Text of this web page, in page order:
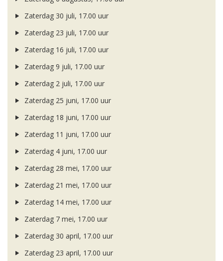
Zaterdag 30 juli, 17.00 uur
Zaterdag 23 juli, 17.00 uur
Zaterdag 16 juli, 17.00 uur
Zaterdag 9 juli, 17.00 uur
Zaterdag 2 juli, 17.00 uur
Zaterdag 25 juni, 17.00 uur
Zaterdag 18 juni, 17.00 uur
Zaterdag 11 juni, 17.00 uur
Zaterdag 4 juni, 17.00 uur
Zaterdag 28 mei, 17.00 uur
Zaterdag 21 mei, 17.00 uur
Zaterdag 14 mei, 17.00 uur
Zaterdag 7 mei, 17.00 uur
Zaterdag 30 april, 17.00 uur
Zaterdag 23 april, 17.00 uur